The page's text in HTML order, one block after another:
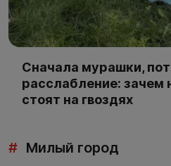
Сначала мурашки,
расслабление: зачем
стоят на гвоздях
# Милый город